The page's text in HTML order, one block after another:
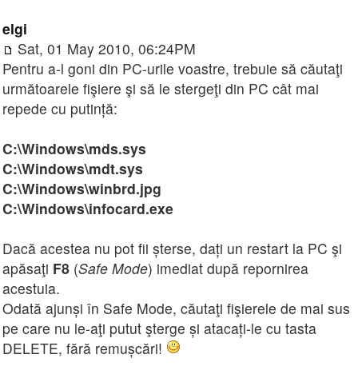
elgi
Sat, 01 May 2010, 06:24PM
Pentru a-l goni din PC-urile voastre, trebuie să căutaţi
următoarele fişiere şi să le stergeţi din PC cât mai
repede cu putință:
C:\Windows\mds.sys
C:\Windows\mdt.sys
C:\Windows\winbrd.jpg
C:\Windows\infocard.exe
Dacă acestea nu pot fii șterse, dați un restart la PC şi
apăsaţi F8 (Safe Mode) imediat după repornirea
acestuia.
Odată ajunși în Safe Mode, căutaţi fişierele de mai sus
pe care nu le-aţi putut şterge și atacați-le cu tasta
DELETE, fără remușcări!